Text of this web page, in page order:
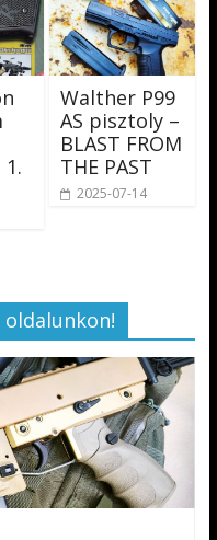
Walther P99
AS pisztoly –
BLAST FROM
THE PAST
2025-07-14
oldalunkon!